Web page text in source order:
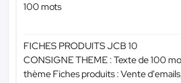
100 mots
FICHES PRODUITS JCB 10
CONSIGNE THEME : Texte de 100
thème Fiches produits : Vente